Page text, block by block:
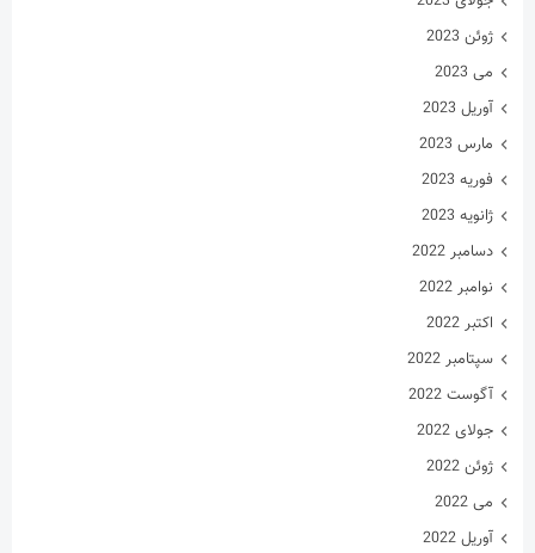
اکتبر 2022
سپتامبر 2022
آگوست 2022
جولای 2022
ژوئن 2022
می 2022
آوریل 2022
مارس 2022
فوریه 2022
ژانویه 2022
دسامبر 2021
نوامبر 2021
اکتبر 2021
سپتامبر 2021
آگوست 2021